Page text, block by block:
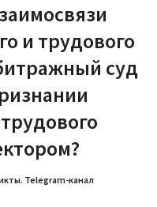
и трудового
суд
Telegram-канал